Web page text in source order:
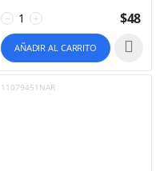
+
− $48
AÑADIR AL CARRITO
11079451NAR